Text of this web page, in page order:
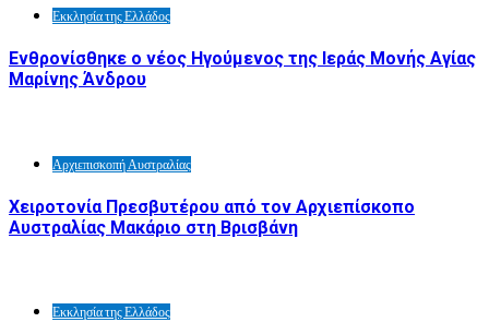
Εκκλησία της Ελλάδος
Ενθρονίσθηκε ο νέος Ηγούμενος της Ιεράς Μονής Αγίας
Μαρίνης Άνδρου
Αρχιεπισκοπή Αυστραλίας
Χειροτονία Πρεσβυτέρου από τον Αρχιεπίσκοπο
Αυστραλίας Μακάριο στη Βρισβάνη
Εκκλησία της Ελλάδος